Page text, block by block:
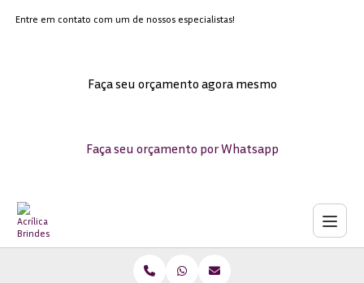
Entre em contato com um de nossos especialistas!
Faça seu orçamento agora mesmo
Faça seu orçamento por Whatsapp